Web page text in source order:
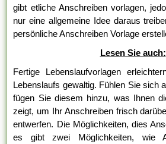
gibt etliche Anschreiben vorlagen,
nur eine allgemeine Idee daraus
persönliche Anschreiben Vorlage
Lesen Sie auch:
Fertige Lebenslaufvorlagen
Lebenslaufs gewaltig. Fühlen Sie sich
fügen Sie diesem hinzu, was Ihnen
zeigt, um Ihr Anschreiben frisch
entwerfen. Die Möglichkeiten, dies
es gibt zwei Möglichkeiten, wie